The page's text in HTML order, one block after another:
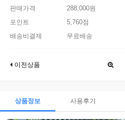
판매가격
288,000원
포인트
5,760점
배송비결제
무료배송
이전상품
상품정보 사용후기